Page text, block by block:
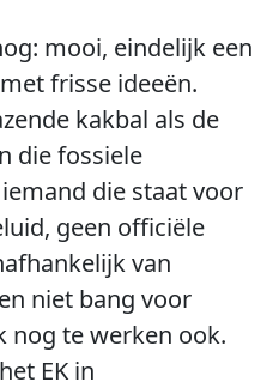
mooi, eindelijk een
frisse ideeën.
kakbal als de
die fossiele
die staat voor
geen officiële
van
niet bang voor
nog te werken ook.
EK in